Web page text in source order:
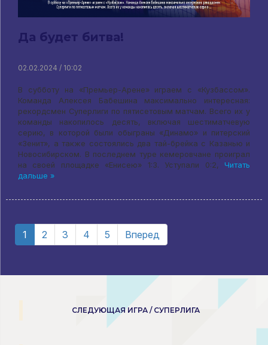
Да будет битва!
02.02.2024 / 10:02
В субботу на «Премьер-Арене» играем с «Кузбассом».
Команда Алексея Бабешина максимально интересная:
рекордсмен Суперлиги по пятисетовым матчам. Всего их у
команды накопилось десять, включая шестиматчевую
серию, в которой были обыграны «Динамо» и питерский
«Зенит», а также состоялись два тай-брейка с Казанью и
Новосибирском. В последнем туре кемеровчане проиграл
на своей площадке «Енисею» 1:3. Уступали 0:2, Читать
дальше »
1 2 3 4 5 Вперед
СЛЕДУЮЩАЯ ИГРА / СУПЕРЛИГА